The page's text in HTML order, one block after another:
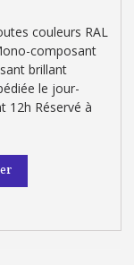
couleurs RAL
composant
brillant
le jour-
12h Réservé à